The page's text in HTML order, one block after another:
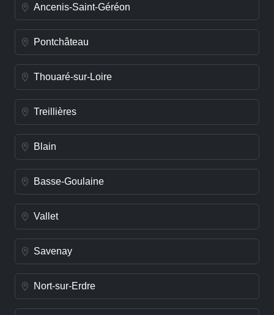
Ancenis-Saint-Géréon
Pontchâteau
Thouaré-sur-Loire
Treillières
Blain
Basse-Goulaine
Vallet
Savenay
Nort-sur-Erdre